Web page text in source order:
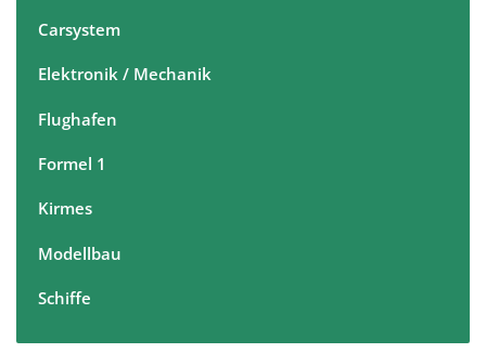
Carsystem
Elektronik / Mechanik
Flughafen
Formel 1
Kirmes
Modellbau
Schiffe